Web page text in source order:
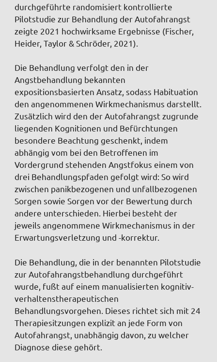
durchgeführte randomisiert kontrollierte
Pilotstudie zur Behandlung der Autofahrangst
zeigte 2021 hochwirksame Ergebnisse (Fischer,
Heider, Taylor & Schröder, 2021).
Die Behandlung verfolgt den in der
Angstbehandlung bekannten
expositionsbasierten Ansatz, sodass Habituation
den angenommenen Wirkmechanismus darstellt.
Zusätzlich wird den der Autofahrangst zugrunde
liegenden Kognitionen und Befürchtungen
besondere Beachtung geschenkt, indem
abhängig vom bei den Betroffenen im
Vordergrund stehenden Angstfokus einem von
drei Behandlungspfaden gefolgt wird: So wird
zwischen panikbezogenen und unfallbezogenen
Sorgen sowie Sorgen vor der Bewertung durch
andere unterschieden. Hierbei besteht der
jeweils angenommene Wirkmechanismus in der
Erwartungsverletzung und -korrektur.
Die Behandlung, die in der benannten Pilotstudie
zur Autofahrangstbehandlung durchgeführt
wurde, fußt auf einem manualisierten kognitiv-
verhaltenstherapeutischen
Behandlungsvorgehen. Dieses richtet sich mit 24
Therapiesitzungen explizit an jede Form von
Autofahrangst, unabhängig davon, zu welcher
Diagnose diese gehört.